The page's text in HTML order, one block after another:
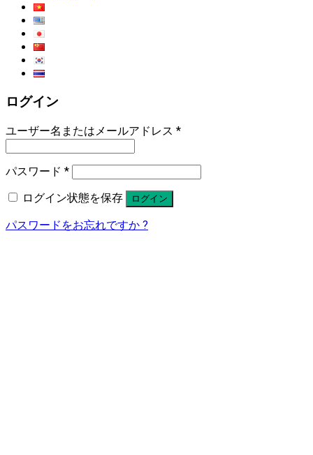
ログイン
ユーザー名またはメールアドレス *
パスワード *
ログイン状態を保存
ログイン
パスワードをお忘れですか ?